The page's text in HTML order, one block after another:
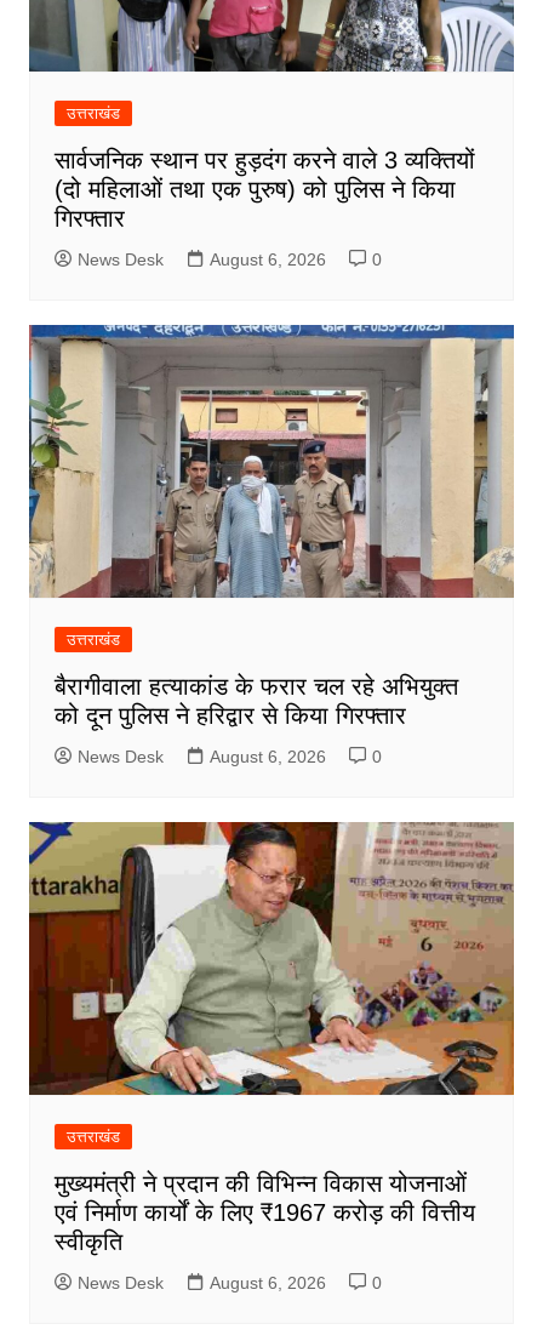
उत्तराखंड
सार्वजनिक स्थान पर हुड़दंग करने वाले 3 व्यक्तियों
(दो महिलाओं तथा एक पुरुष) को पुलिस ने किया
गिरफ्तार
News Desk August 6, 2026 0
उत्तराखंड
बैरागीवाला हत्याकांड के फरार चल रहे अभियुक्त
को दून पुलिस ने हरिद्वार से किया गिरफ्तार
News Desk August 6, 2026 0
उत्तराखंड
मुख्यमंत्री ने प्रदान की विभिन्न विकास योजनाओं
एवं निर्माण कार्यों के लिए ₹1967 करोड़ की वित्तीय
स्वीकृति
News Desk August 6, 2026 0